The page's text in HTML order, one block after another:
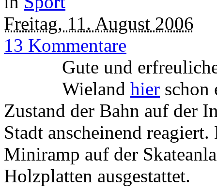
Freitag, 11. August 2006
13 Kommentare
Gute und
Wieland hier schon
Zustand der Bahn auf der
Stadt anscheinend
Miniramp auf der
Holzplatten ausgestattet.